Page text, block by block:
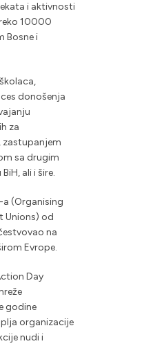
i aktivnosti
10000
Bosne i
donošenja
za
zastupanjem
sa drugim
ali i šire.
a (Organising
Unions) od
na
Evrope.
Day
godine
organizacije
nudi i